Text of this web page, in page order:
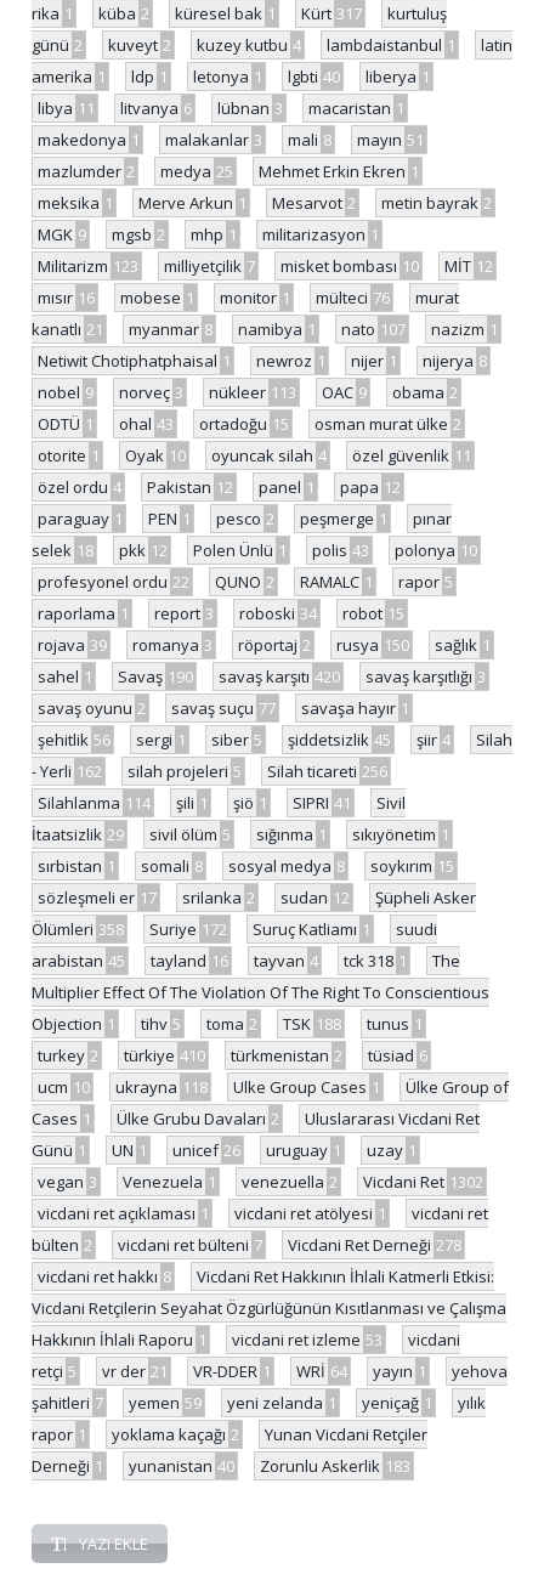
rika 1 küba 2 küresel bak 1 Kürt 317
kurtuluş
günü 2 kuveyt 2 kuzey kutbu 4 lambdaistanbul 1
latin
amerika 1 ldp 1 letonya 1 lgbti 40 liberya 1
libya 11 litvanya 6 lübnan 3 macaristan 1
makedonya 1 malakanlar 3 mali 8 mayın 51
mazlumder 2 medya 25 Mehmet Erkin Ekren 1
meksika 1 Merve Arkun 1 Mesarvot 2 metin bayrak 2
MGK 9 mgsb 2 mhp 1 militarizasyon 1
Militarizm 123 milliyetçilik 7 misket bombası 10 MİT 12
mısır 16 mobese 1 monitor 1 mülteci 76
murat
kanatlı 21 myanmar 8 namibya 1 nato 107 nazizm 1
Netiwit Chotiphatphaisal 1 newroz 1 nijer 1 nijerya 8
nobel 9 norveç 3 nükleer 113 OAC 9 obama 2
ODTÜ 1 ohal 43 ortadoğu 15 osman murat ülke 2
otorite 1 Oyak 10 oyuncak silah 4 özel güvenlik 11
özel ordu 4 Pakistan 12 panel 1 papa 12
paraguay 1 PEN 1 pesco 2 peşmerge 1
pınar
selek 18 pkk 12 Polen Ünlü 1 polis 43 polonya 10
profesyonel ordu 22 QUNO 2 RAMALC 1 rapor 5
raporlama 1 report 3 roboski 34 robot 15
rojava 39 romanya 3 röportaj 2 rusya 150 sağlık 1
sahel 1 Savaş 190 savaş karşıtı 420 savaş karşıtlığı 3
savaş oyunu 2 savaş suçu 77 savaşa hayır 1
şehitlik 56 sergi 1 siber 5 şiddetsizlik 45 şiir 4
Silah
- Yerli 162 silah projeleri 5 Silah ticareti 256
Silahlanma 114 şili 1 şiö 1 SIPRI 41
Sivil
İtaatsizlik 29 sivil ölüm 5 sığınma 1 sıkıyönetim 1
sırbistan 1 somali 8 sosyal medya 8 soykırım 15
sözleşmeli er 17 srilanka 2 sudan 12
Şüpheli Asker
Ölümleri 358 Suriye 172 Suruç Katliamı 1
suudi
arabistan 45 tayland 16 tayvan 4 tck 318 1
The
Multiplier Effect Of The Violation Of The Right To Conscientious
Objection 1 tihv 5 toma 2 TSK 188 tunus 1
turkey 2 türkiye 410 türkmenistan 2 tüsiad 6
ucm 10 ukrayna 118 Ulke Group Cases 1
Ülke Group of
Cases 1 Ülke Grubu Davaları 2
Uluslararası Vicdani Ret
Günü 1 UN 1 unicef 26 uruguay 1 uzay 1
vegan 3 Venezuela 1 venezuella 2 Vicdani Ret 1302
vicdani ret açıklaması 1 vicdani ret atölyesi 1
vicdani ret
bülten 2 vicdani ret bülteni 7 Vicdani Ret Derneği 278
vicdani ret hakkı 8
Vicdani Ret Hakkının İhlali Katmerli Etkisi:
Vicdani Retçilerin Seyahat Özgürlüğünün Kısıtlanması ve Çalışma
Hakkının İhlali Raporu 1 vicdani ret izleme 53
vicdani
retçi 5 vr der 21 VR-DDER 1 WRİ 64 yayın 1
yehova
şahitleri 7 yemen 59 yeni zelanda 1 yeniçağ 1
yılık
rapor 1 yoklama kaçağı 2
Yunan Vicdani Retçiler
Derneği 1 yunanistan 40 Zorunlu Askerlik 183
YAZI EKLE